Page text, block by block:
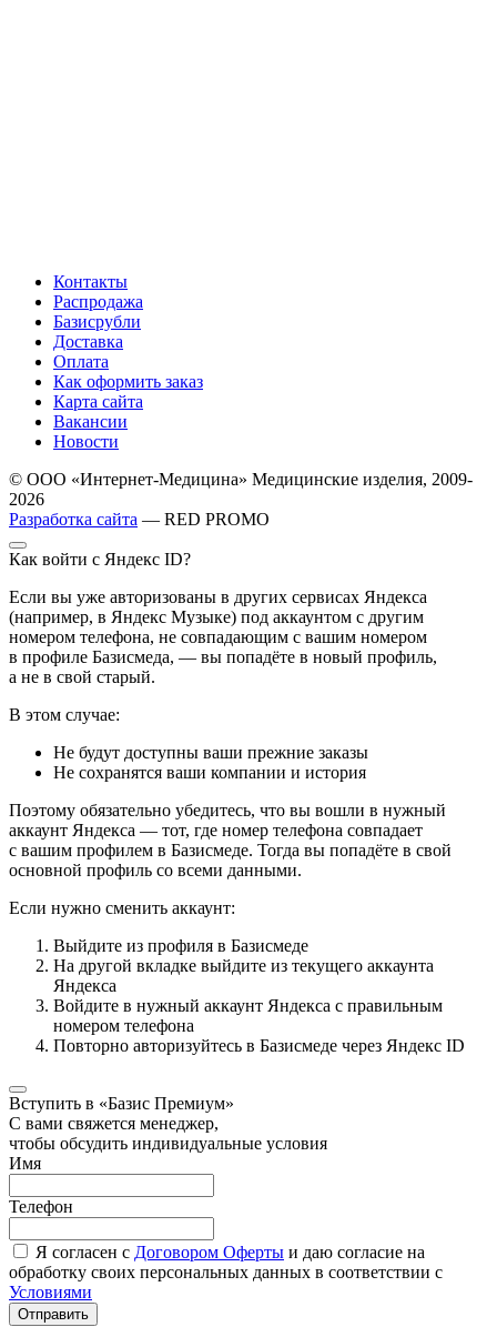
Контакты
Распродажа
Базисрубли
Доставка
Оплата
Как оформить заказ
Карта сайта
Вакансии
Новости
© ООО «Интернет-Медицина» Медицинские изделия, 2009-
2026
Разработка сайта — RED PROMO
Как войти с Яндекс ID?
Если вы уже авторизованы в других сервисах Яндекса
(например, в Яндекс Музыке) под аккаунтом с другим
номером телефона, не совпадающим с вашим номером
в профиле Базисмеда, — вы попадёте в новый профиль,
а не в свой старый.
В этом случае:
Не будут доступны ваши прежние заказы
Не сохранятся ваши компании и история
Поэтому обязательно убедитесь, что вы вошли в нужный
аккаунт Яндекса — тот, где номер телефона совпадает
с вашим профилем в Базисмеде. Тогда вы попадёте в свой
основной профиль со всеми данными.
Если нужно сменить аккаунт:
Выйдите из профиля в Базисмеде
На другой вкладке выйдите из текущего аккаунта
Яндекса
Войдите в нужный аккаунт Яндекса с правильным
номером телефона
Повторно авторизуйтесь в Базисмеде через Яндекс ID
Вступить в «Базис Премиум»
С вами свяжется менеджер,
чтобы обсудить индивидуальные условия
Имя
Телефон
Я согласен с Договором Оферты и даю согласие на
обработку своих персональных данных в соответствии с
Условиями
Отправить